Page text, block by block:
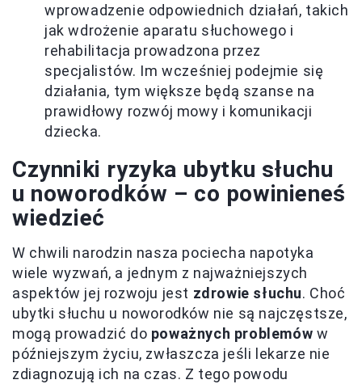
wprowadzenie odpowiednich działań, takich
jak wdrożenie aparatu słuchowego i
rehabilitacja prowadzona przez
specjalistów. Im wcześniej podejmie się
działania, tym większe będą szanse na
prawidłowy rozwój mowy i komunikacji
dziecka.
Czynniki ryzyka ubytku słuchu
u noworodków – co powinieneś
wiedzieć
W chwili narodzin nasza pociecha napotyka
wiele wyzwań, a jednym z najważniejszych
aspektów jej rozwoju jest zdrowie słuchu. Choć
ubytki słuchu u noworodków nie są najczęstsze,
mogą prowadzić do poważnych problemów w
późniejszym życiu, zwłaszcza jeśli lekarze nie
zdiagnozują ich na czas. Z tego powodu